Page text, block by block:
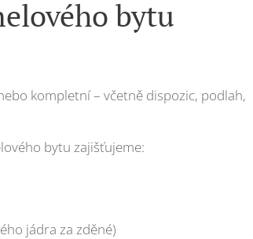
bytu
kompletní – včetně dispozic, podlah,
bytu zajišťujeme:
jádra za zděné)